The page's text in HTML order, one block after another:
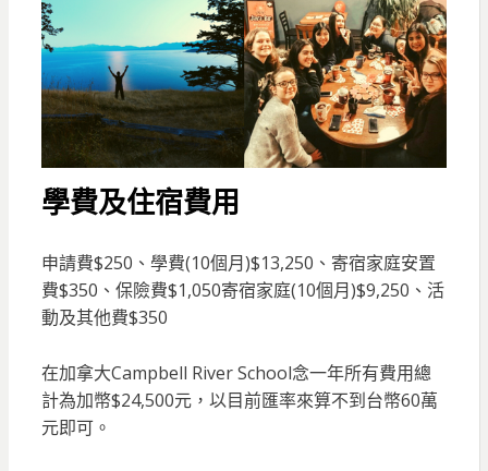
學費及住宿費用
申請費$250、學費(10個月)$13,250、寄宿家庭安置
費$350、保險費$1,050寄宿家庭(10個月)$9,250、活
動及其他費$350
在加拿大Campbell River School念一年所有費用總
計為加幣$24,500元，以目前匯率來算不到台幣60萬
元即可。